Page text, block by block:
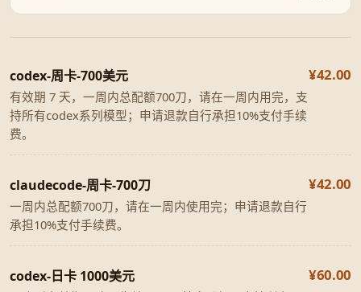
codex-周卡-700美元
有效期 7 天，一周内总配额700刀，请在一周内用完，支
持所有codex系列模型；申请退款自行承担10%支付手续
费。
¥42.00
claudecode-周卡-700刀
一周内总配额700刀，请在一周内使用完；申请退款自行
承担10%支付手续费。
¥42.00
codex-日卡 1000美元 ¥60.00